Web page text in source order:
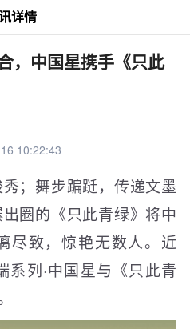
详情
，中国星携手《只此
10:22:43
；舞步蹁跹，传递文墨
圈的《只此青绿》将中
尽致，惊艳无数人。近
系列·中国星与《只此青